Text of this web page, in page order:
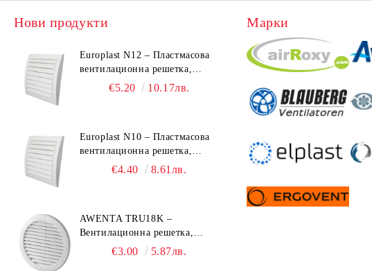
Нови продукти
Europlast N12 – Пластмасова
вентилационна решетка,
190x190 mm
€5.20 10.17лв.
Europlast N10 – Пластмасова
вентилационна решетка,
153x148 mm
€4.40 8.61лв.
AWENTA TRU18K –
Вентилационна решетка,
Ø150 mm, ABS пластмаса
€3.00 5.87лв.
Марки